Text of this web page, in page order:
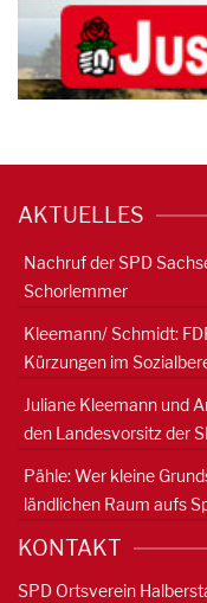
AKTUELLES
Nachruf der SPD
Schorlemmer
Kleemann/ Schmidt:
Kürzungen im
Juliane Kleemann und
den Landesvorsitz der
Pähle: Wer kleine
ländlichen Raum aufs
KONTAKT
SPD Ortsverein